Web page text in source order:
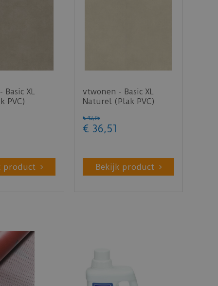
Basic XL
PVC)
product
vtwonen - Basic XL
Naturel (Plak PVC)
€ 42,95
€ 36,51
Bekijk product